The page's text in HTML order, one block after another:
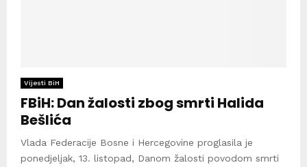
Vijesti BiH
FBiH: Dan žalosti zbog smrti Halida
Bešlića
Vlada Federacije Bosne i Hercegovine proglasila je
ponedjeljak, 13. listopad, Danom žalosti povodom smrti